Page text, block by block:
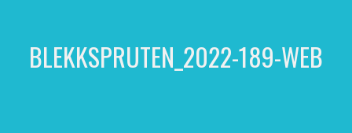
BLEKKSPRUTEN_2022-189-WEB